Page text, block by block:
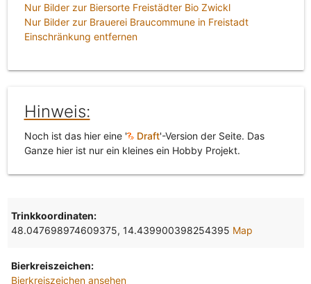
Nur Bilder zur Biersorte Freistädter Bio Zwickl
Nur Bilder zur Brauerei Braucommune in Freistadt
Einschränkung entfernen
Hinweis:
Noch ist das hier eine ' Draft'-Version der Seite. Das
Ganze hier ist nur ein kleines ein Hobby Projekt.
Trinkkoordinaten:
48.047698974609375, 14.439900398254395 Map
Bierkreiszeichen:
Bierkreiszeichen ansehen